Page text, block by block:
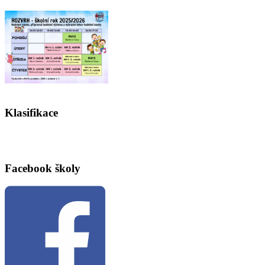
Klasifikace
Facebook školy